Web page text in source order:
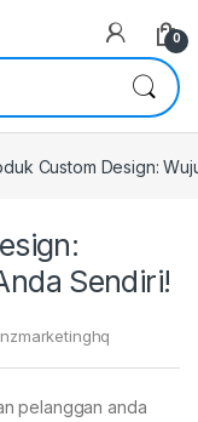
0
Custom Design:
Sendiri!
pelanggan anda